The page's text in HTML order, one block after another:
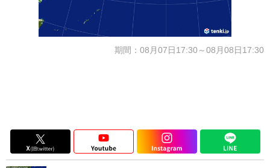
期間：08月07日17:30～08月08日17:30